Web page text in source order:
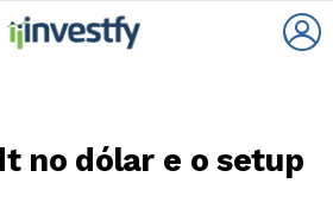
no dólar e o setup